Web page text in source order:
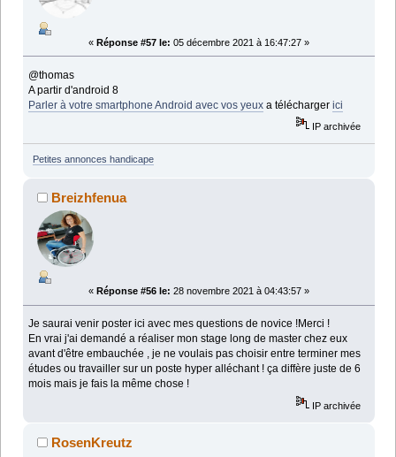
« Réponse #57 le: 05 décembre 2021 à 16:47:27 »
@thomas
A partir d'android 8
Parler à votre smartphone Android avec vos yeux a téléchargerici
IP archivée
Petites annonces handicape
Breizhfenua
« Réponse #56 le: 28 novembre 2021 à 04:43:57 »
Je saurai venir poster ici avec mes questions de novice !Merci !
En vrai j'ai demandé a réaliser mon stage long de master chez eux
avant d'être embauchée , je ne voulais pas choisir entre terminer mes
études ou travailler sur un poste hyper alléchant ! ça diffère juste de 6
mois mais je fais la même chose !
IP archivée
RosenKreutz